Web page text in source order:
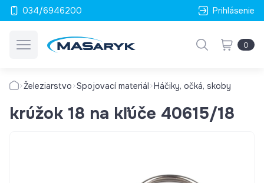
034/6946200 Prihlásenie
0
Železiarstvo Spojovací materiál Háčiky, očká, skoby
krúžok 18 na kľúče 40615/18